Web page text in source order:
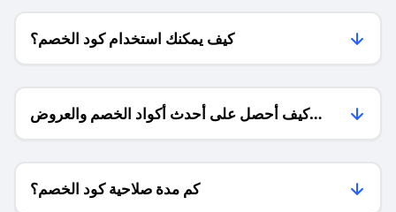
كيف يمكنك استخدام كود الخصم؟
كيف أحصل على أحدث أكواد الخصم والعروض
للمتاجر؟
كم مدة صلاحية كود الخصم؟